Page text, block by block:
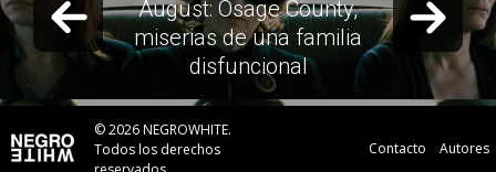
Nebraska, una historia
sencilla y conmovedora
© 2026 NEGROWHITE.
Todos los derechos
Contacto Autores